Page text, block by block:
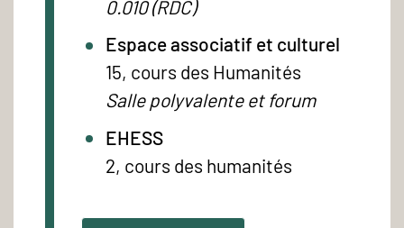
0.010 (RDC)
Espace associatif et culturel
15, cours des Humanités
Salle polyvalente et forum
EHESS
2, cours des humanités